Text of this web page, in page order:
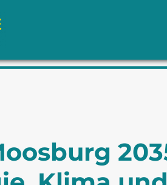
e.V.